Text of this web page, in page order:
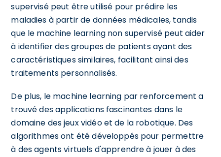
supervisé peut être utilisé pour prédire les
maladies à partir de données médicales, tandis
que le machine learning non supervisé peut aider
à identifier des groupes de patients ayant des
caractéristiques similaires, facilitant ainsi des
traitements personnalisés.
De plus, le machine learning par renforcement a
trouvé des applications fascinantes dans le
domaine des jeux vidéo et de la robotique. Des
algorithmes ont été développés pour permettre
à des agents virtuels d'apprendre à jouer à des